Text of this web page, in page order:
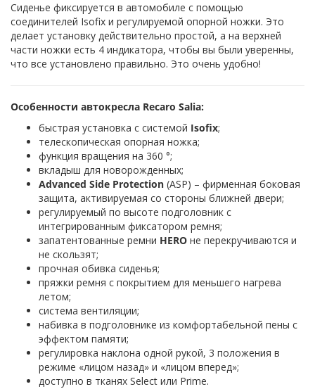
Сиденье фиксируется в автомобиле с помощью
соединителей Isofix и регулируемой опорной ножки. Это
делает установку действительно простой, а на верхней
части ножки есть 4 индикатора, чтобы вы были уверенны,
что все установлено правильно. Это очень удобно!
Особенности автокресла Recaro Salia:
быстрая установка с системой Isofix;
телескопическая опорная ножка;
функция вращения на 360 °;
вкладыш для новорожденных;
Advanced Side Protection (ASP) – фирменная боковая
защита, активируемая со стороны ближней двери;
регулируемый по высоте подголовник с
интегрированным фиксатором ремня;
запатентованные ремни HERO не перекручиваются и
не скользят;
прочная обивка сиденья;
пряжки ремня с покрытием для меньшего нагрева
летом;
система вентиляции;
набивка в подголовнике из комфортабельной пены с
эффектом памяти;
регулировка наклона одной рукой, 3 положения в
режиме «лицом назад» и «лицом вперед»;
доступно в тканях Select или Prime.